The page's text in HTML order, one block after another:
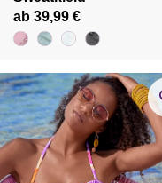
ab 39,99 €